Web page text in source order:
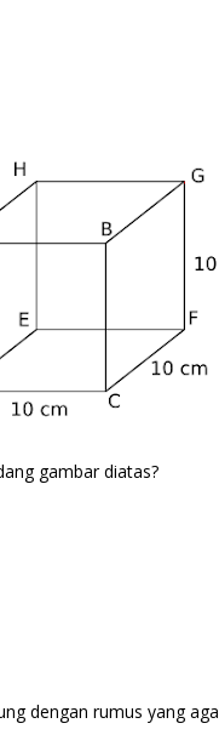
gambar diatas?
dengan rumus yang